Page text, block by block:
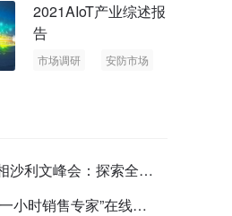
2021AIoT产业综述报
告
市场调研
安防市场
沙利文峰会：探索全栈
化生态新路径
小时销售专家”在线赋